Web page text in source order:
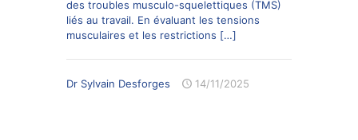
des troubles musculo-squelettiques (TMS)
liés au travail. En évaluant les tensions
musculaires et les restrictions […]
Dr Sylvain Desforges 14/11/2025